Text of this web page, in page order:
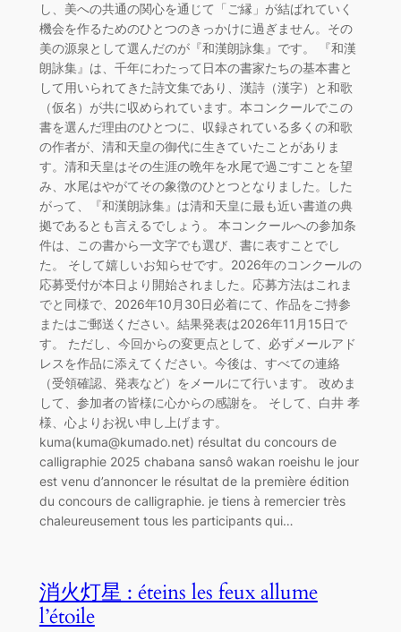
し、美への共通の関心を通じて「ご縁」が結ばれていく
機会を作るためのひとつのきっかけに過ぎません。その
美の源泉として選んだのが『和漢朗詠集』です。 『和漢
朗詠集』は、千年にわたって日本の書家たちの基本書と
して用いられてきた詩文集であり、漢詩（漢字）と和歌
（仮名）が共に収められています。本コンクールでこの
書を選んだ理由のひとつに、収録されている多くの和歌
の作者が、清和天皇の御代に生きていたことがありま
す。清和天皇はその生涯の晩年を水尾で過ごすことを望
み、水尾はやがてその象徴のひとつとなりました。した
がって、『和漢朗詠集』は清和天皇に最も近い書道の典
拠であるとも言えるでしょう。 本コンクールへの参加条
件は、この書から一文字でも選び、書に表すことでし
た。 そして嬉しいお知らせです。2026年のコンクールの
応募受付が本日より開始されました。応募方法はこれま
でと同様で、2026年10月30日必着にて、作品をご持参
またはご郵送ください。結果発表は2026年11月15日で
す。 ただし、今回からの変更点として、必ずメールアド
レスを作品に添えてください。今後は、すべての連絡
（受領確認、発表など）をメールにて行います。 改めま
して、参加者の皆様に心からの感謝を。 そして、白井 孝
様、心よりお祝い申し上げます。
kuma(kuma@kumado.net) résultat du concours de
calligraphie 2025 chabana sansô wakan roeishu le jour
est venu d’annoncer le résultat de la première édition
du concours de calligraphie. je tiens à remercier très
chaleureusement tous les participants qui…
消火灯星 : éteins les feux allume
l’étoile